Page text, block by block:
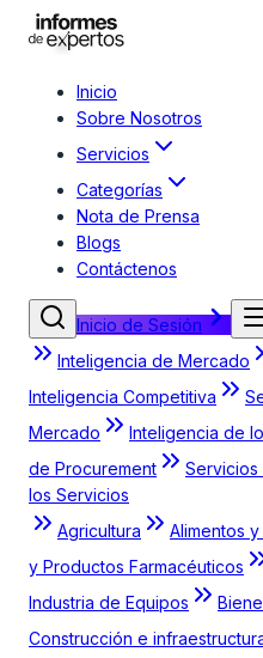
Inicio
Sobre Nosotros
Servicios
Categorías
Nota de Prensa
Blogs
Contáctenos
Inicio de Sesión
Inteligencia de Mercado
Inteligencia Competitiva
Mercado
Inteligencia de
de Procurement
los Servicios
Agricultura
Alimentos
y Productos Farmacéuticos
Industria de Equipos
Construcción e